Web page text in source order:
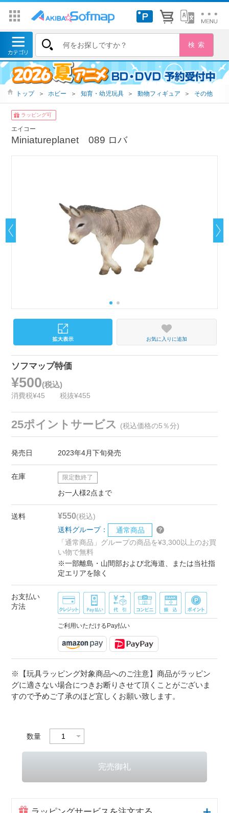
トップ ＞ ホビー ＞ 知育・幼児玩具 ＞ 動物フィギュア ＞ その他
ラッピング可
エイコー
Miniatureplanet 089 ロバ
お気に入りに追加
ソフマップ特価
¥500(税込)
消費税¥45 税抜¥455
25ポイントサービス (税込価格の5％分)
発売日 2023年4月下旬発売
在庫 限定数終了
お一人様2点まで
送料 ¥550(税込)
送料グループ：
通常商品
「通常商品」グループの商品を¥3,300以上のお買
い物で無料
※一部離島・山間部および北海道、または当社指
定エリアを除く
お支払い
方法
ご利用いただけるPay払い
※【玩具ラッピング対象商品へのご注意】商品がラッピン
グに適さない場合につきお断りさせて頂くことがございま
すので予めご了承のほど宜しくお願い致します。
数量